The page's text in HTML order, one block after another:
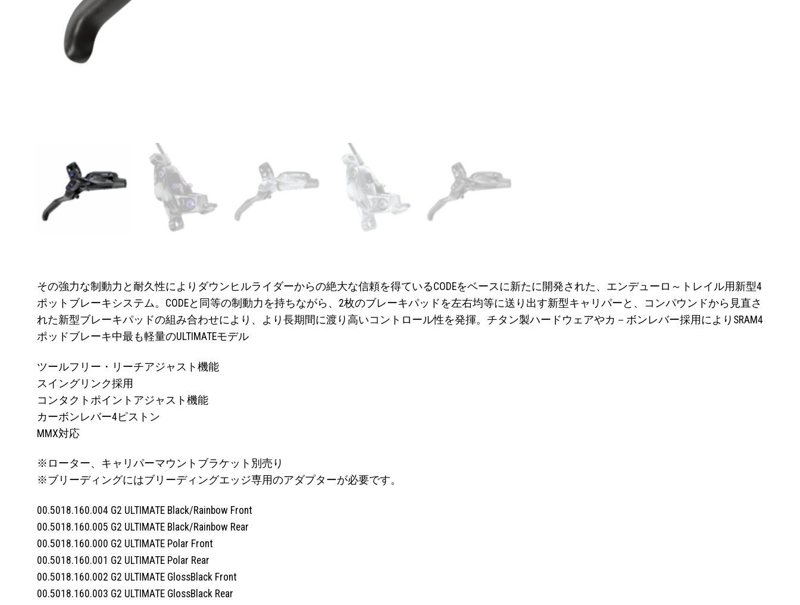
その強力な制動力と耐久性によりダウンヒルライダーからの絶大な信頼を得ているCODEをベースに新たに開発された、エンデューロ～トレイル用新型4
ポットブレーキシステム。CODEと同等の制動力を持ちながら、2枚のブレーキパッドを左右均等に送り出す新型キャリパーと、コンパウンドから見直さ
れた新型ブレーキパッドの組み合わせにより、より長期間に渡り高いコントロール性を発揮。チタン製ハードウェアやカ－ボンレバー採用によりSRAM4
ポッドブレーキ中最も軽量のULTIMATEモデル
ツールフリー・リーチアジャスト機能
スイングリンク採用
コンタクトポイントアジャスト機能
カーボンレバー4ピストン
MMX対応
※ローター、キャリパーマウントブラケット別売り
※ブリーディングにはブリーディングエッジ専用のアダプターが必要です。
00.5018.160.004 G2 ULTIMATE Black/Rainbow Front
00.5018.160.005 G2 ULTIMATE Black/Rainbow Rear
00.5018.160.000 G2 ULTIMATE Polar Front
00.5018.160.001 G2 ULTIMATE Polar Rear
00.5018.160.002 G2 ULTIMATE GlossBlack Front
00.5018.160.003 G2 ULTIMATE GlossBlack Rear